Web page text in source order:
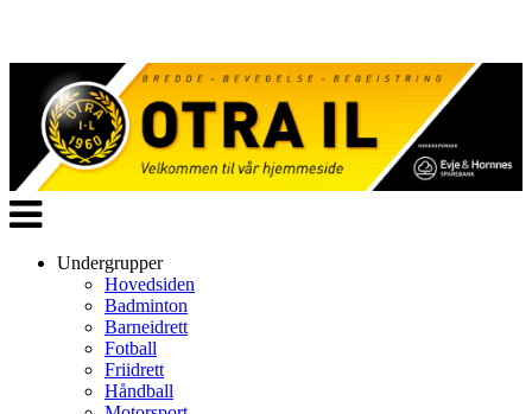
Veksle
navigasjon
Undergrupper
Hovedsiden
Badminton
Barneidrett
Fotball
Friidrett
Håndball